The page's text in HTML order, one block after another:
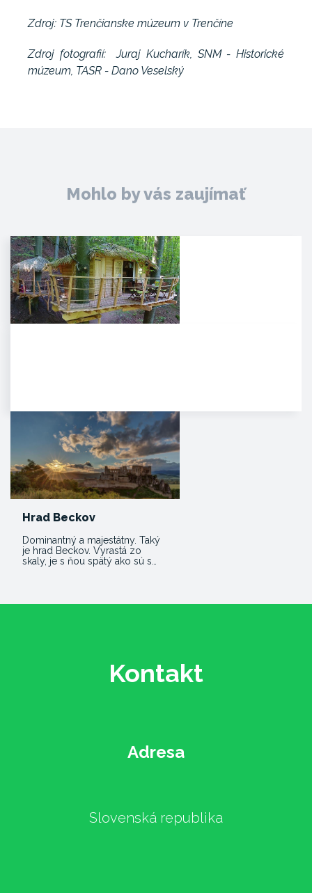
Zdroj: TS Trenčianske múzeum v Trenčíne
Zdroj fotografií: Juraj Kucharík, SNM - Historické
múzeum, TASR - Dano Veselský
Mohlo by vás zaujímať
Hrad Beckov
Dominantný a majestátny. Taký
je hrad Beckov. Vyrastá zo
skaly, je s ňou spätý ako sú s…
Kontakt
Adresa
Slovenská republika